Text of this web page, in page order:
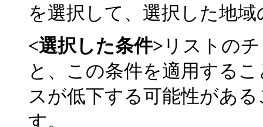
を選択して、選択した地
<選択した条件> リストの
と、この条件を適用する
スが低下する可能性があ
す。